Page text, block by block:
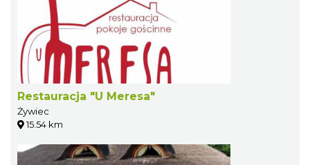
Restauracja "U Meresa"
Żywiec
15.54 km